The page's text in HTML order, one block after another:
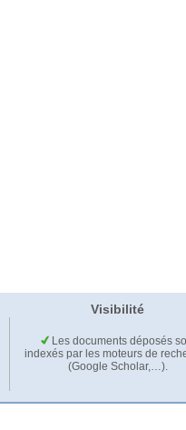
Visibilité
Les documents déposés
indexés par les moteurs de
(Google Scholar,…).